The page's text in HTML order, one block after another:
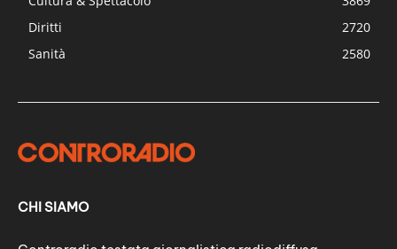
Diritti
2720
Sanità
2580
CHI SIAMO